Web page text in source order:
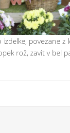
povezane
rož, zavit v bel